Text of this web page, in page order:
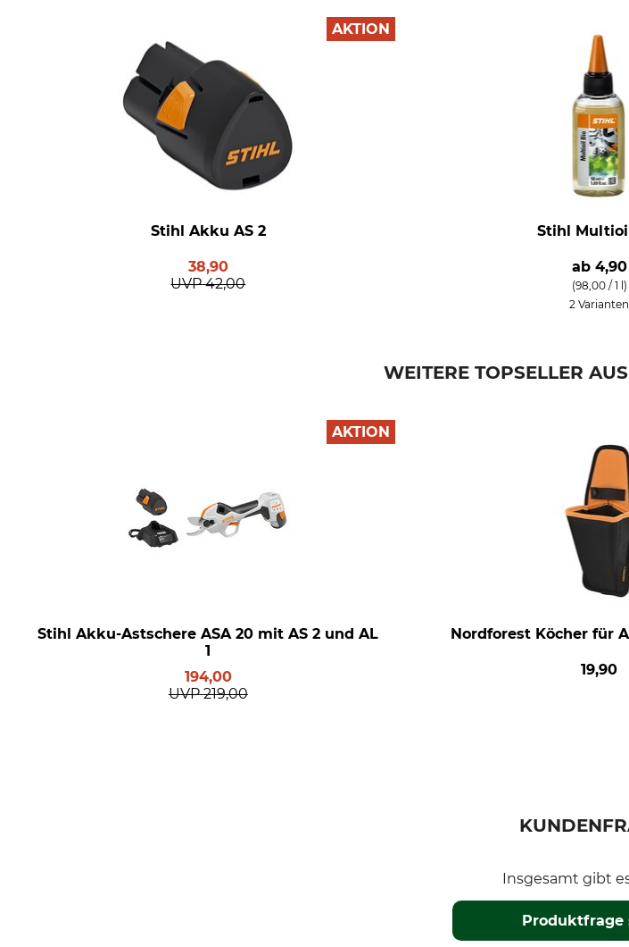
AKTION
Stihl Akku AS 2
38,90
UVP 42,00
Stihl
ab 4,90
(98,00 / 1 l)
2 Varianten
WEITERE TOPSELLER
AKTION
Stihl Akku-Astschere ASA 20 mit AS 2 und AL
1
194,00
UVP 219,00
Nordforest Köcher für
19,90
Insgesamt gibt
Produktfrage